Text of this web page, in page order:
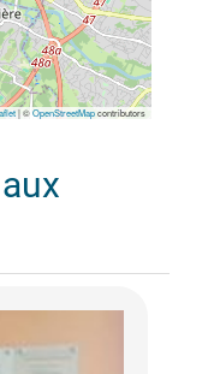
|©OpenStreetMapcontributors